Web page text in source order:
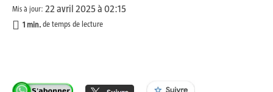
Mis à jour: 22 avril 2025 à 02:15
1 min. de temps de lecture